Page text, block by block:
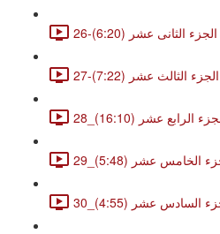
الثانى عشر (6:20)
الثالث عشر (7:22)
الرابع عشر (16:10)
الخامس عشر (5:48)
السادس عشر (4:55)